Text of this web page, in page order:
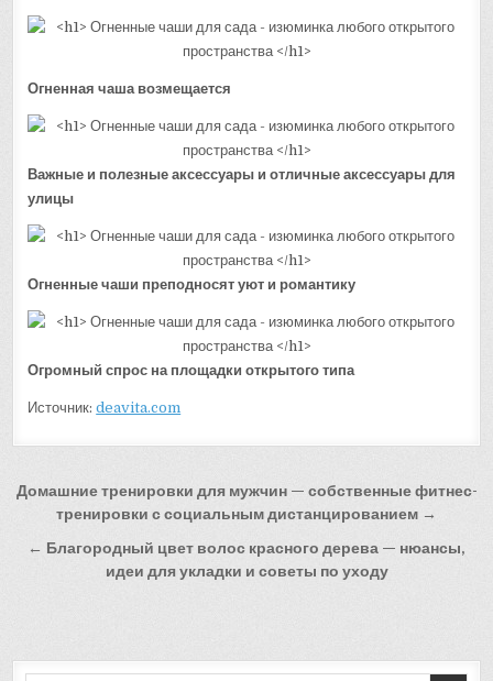
Огненная чаша возмещается
Важные и полезные аксессуары и отличные аксессуары для
улицы
Огненные чаши преподносят уют и романтику
Огромный спрос на площадки открытого типа
Источник:deavita.com
Навигация
записям
Домашние тренировки для мужчин — собственные фитнес-
тренировки с социальным дистанцированием →
← Благородный цвет волос красного дерева — нюансы,
идеи для укладки и советы по уходу